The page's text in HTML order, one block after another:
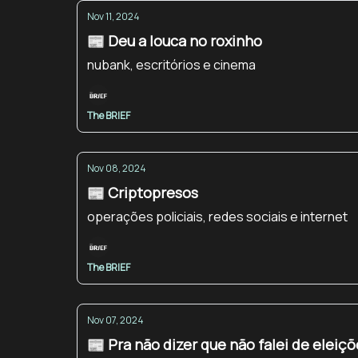
Nov 11, 2024
📰 Deu a louca no roxinho
nubank, escritórios e cinema
The BRIEF
Nov 08, 2024
📰 Criptopresos
operações policiais, redes sociais e internet
The BRIEF
Nov 07, 2024
📰 Pra não dizer que não falei de